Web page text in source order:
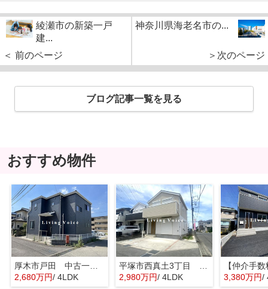
綾瀬市の新築一戸
建...
＜ 前のページ
神奈川県海老名市の...
＞次のページ
ブログ記事一覧を見る
おすすめ物件
厚木市戸田 中古一戸建て
2,680万円/ 4LDK
2,980万円/ 4LDK 3,380万円/